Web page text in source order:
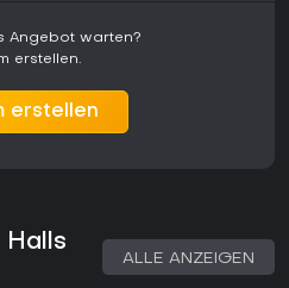
Angebot warten?
erstellen.
erstellen
Halls
ALLE ANZEIGEN